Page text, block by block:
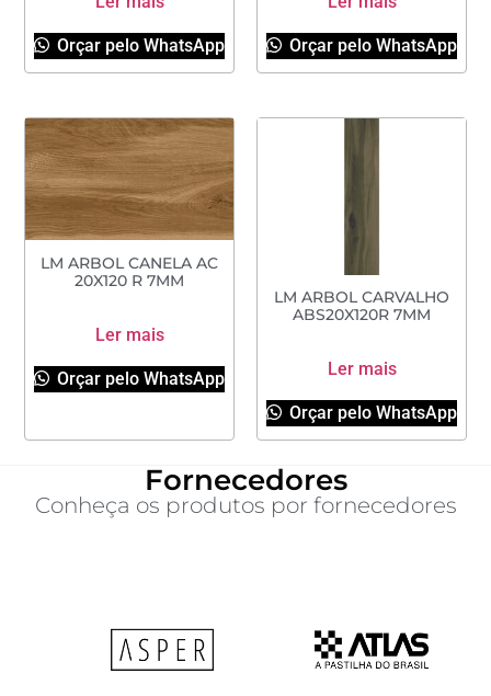
Orçar pelo WhatsApp Orçar pelo WhatsApp
LM ARBOL CANELA AC
20X120 R 7MM
Ler mais
Orçar pelo WhatsApp
LM ARBOL CARVALHO
ABS20X120R 7MM
Ler mais
Orçar pelo WhatsApp
Fornecedores
Conheça os produtos por fornecedores